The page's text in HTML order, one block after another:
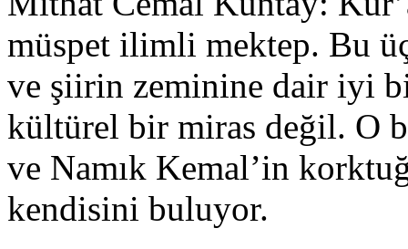
müspet ilimli mektep. Bu
ve şiirin zeminine dair iyi
kültürel bir miras değil. O
ve Namık Kemal’in
kendisini buluyor.